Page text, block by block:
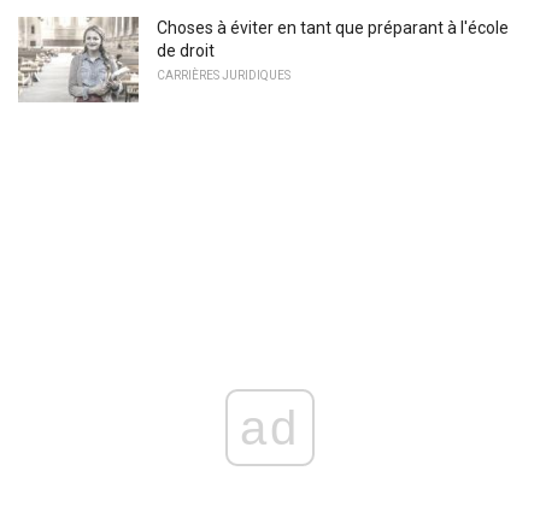
Choses à éviter en tant que préparant à l'école
de droit
CARRIÈRES JURIDIQUES
ad